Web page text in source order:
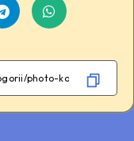
Share
Telegram
Share
WhatsApp